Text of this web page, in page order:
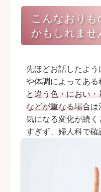
こんなおり
かもしれませ
先ほどお話したよ
や体調によってある
と違う色・におい
などが重なる場合は
気になる変化が続
すぎず、婦人科で確